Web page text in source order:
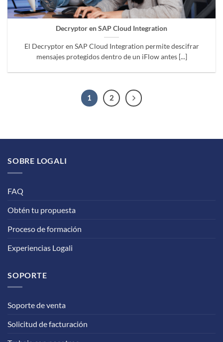
Decryptor en SAP Cloud Integration
El Decryptor en SAP Cloud Integration permite descifrar
mensajes protegidos dentro de un iFlow antes [...]
1 2
SOBRE LOGALI
FAQ
Obtén tu propuesta
Proceso de formación
Experiencias Logali
SOPORTE
Soporte de venta
Solicitud de facturación